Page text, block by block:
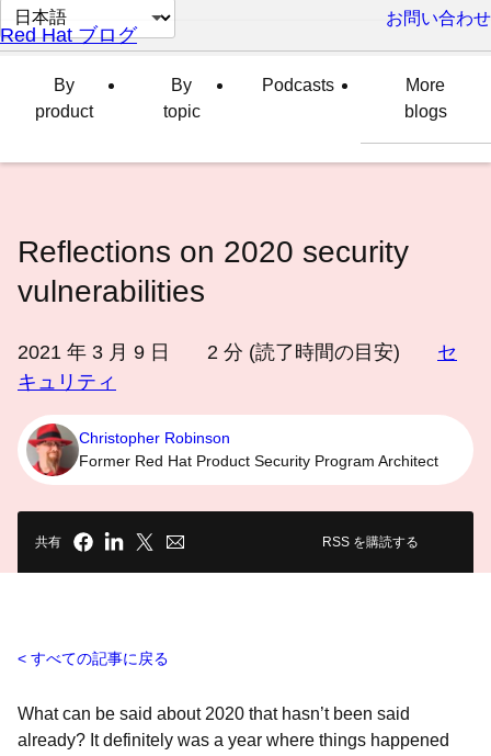
ペ
ー
語
さ
お問い合わせ
Red Hat ブログ
By
product
By
topic
Podcasts
More
blogs
Reflections on 2020 security
vulnerabilities
2021 年 3 月 9 日 2 分 (読了時間の目安)
セ
キュリティ
Christopher Robinson
Former Red Hat Product Security Program Architect
共有 RSS を購読する
すべての記事に戻る
What can be said about 2020 that hasn’t been said
already? It definitely was a year where things happened